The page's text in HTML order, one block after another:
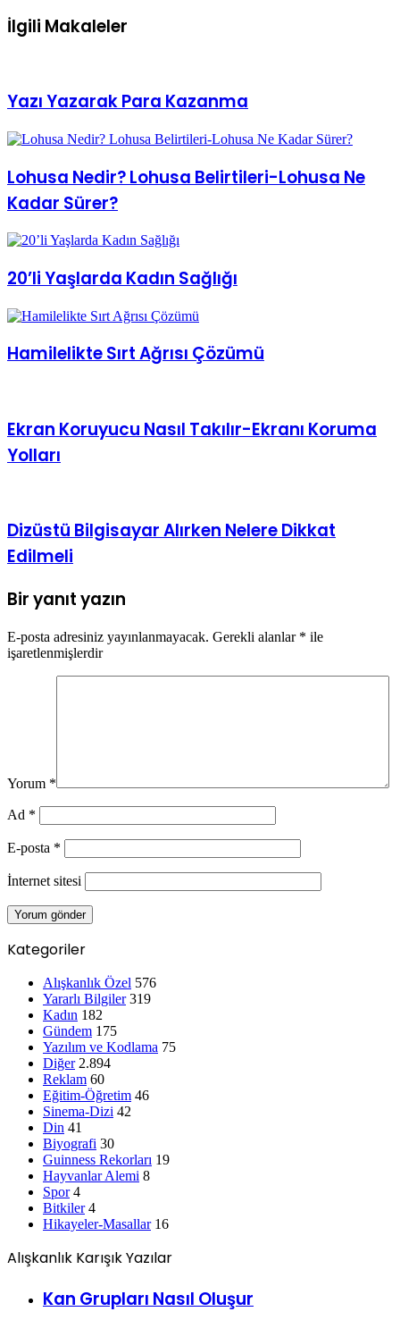
En İyi Makyaj Temizleyici
Yazı Yazarak Para Kazanma
Lohusa Nedir? Lohusa Belirtileri-Lohusa Ne
Kadar Sürer?
20’li Yaşlarda Kadın Sağlığı
Ekran Koruyucu Nasıl Takılır-Ekranı Koruma
Dizüstü Bilgisayar Alırken Nelere Dikkat
Edilmeli
Bir yanıt yazın
Yorum
Ad*
E-posta *
İnternet sitesi
Kategoriler
Alışkanlık Özel
Yararlı Bilgiler
Kadın 182
Gündem 175
Yazılım ve Kodlama
Diğer 2.894
Reklam 60
Eğitim-Öğretim
Sinema-Dizi
Din 41
Biyografi 30
Guinness Rekorları
Hayvanlar Alemi
Spor 4
Hikayeler-Masallar 16
Alışkanlık Karışık Yazılar